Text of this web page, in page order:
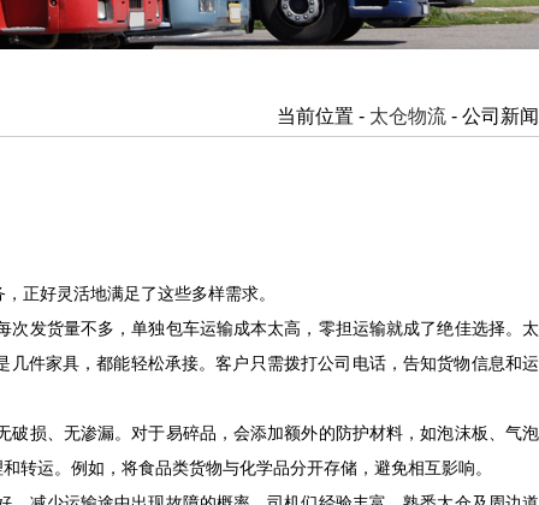
当前位置 - 太仓物流 - 公司新闻
正好灵活地满足了这些多样需求。
发货量不多，单独包车运输成本太高，零担运输就成了绝佳选择。太
件家具，都能轻松承接。客户只需拨打公司电话，告知货物信息和运
损、无渗漏。对于易碎品，会添加额外的防护材料，如泡沫板、气泡
转运。例如，将食品类货物与化学品分开存储，避免相互影响。